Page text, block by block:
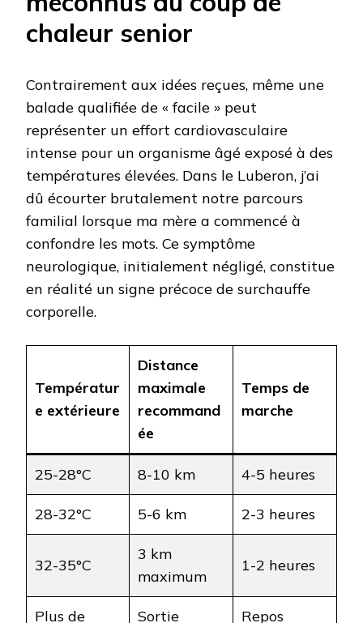
chaleur senior
Contrairement aux idées reçues, même une
balade qualifiée de « facile » peut
représenter un effort cardiovasculaire
intense pour un organisme âgé exposé à des
températures élevées. Dans le Luberon, j’ai
dû écourter brutalement notre parcours
familial lorsque ma mère a commencé à
confondre les mots. Ce symptôme
neurologique, initialement négligé, constitue
en réalité un signe précoce de surchauffe
corporelle.
Températur
e extérieure
Distance
maximale
recommand
ée
Temps de
marche
25-28°C 8-10 km 4-5 heures
28-32°C 5-6 km 2-3 heures
32-35°C
3 km
maximum
1-2 heures
Plus de
Sortie
Repos